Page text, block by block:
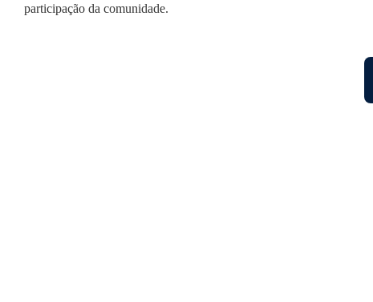
participação da comunidade.